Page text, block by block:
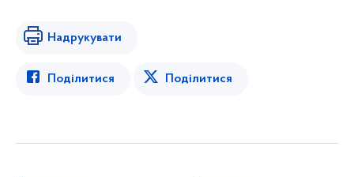
Надрукувати
Поділитися Поділитися